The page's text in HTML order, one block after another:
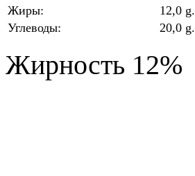
Жиры:
12,0 g.
Углеводы:
20,0 g.
Жирность 12%